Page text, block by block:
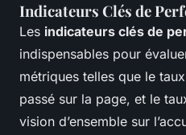
Indicateurs Clés de
Les indicateurs clés de
indispensables pour
métriques telles que le
passé sur la page, et le
vision d’ensemble sur